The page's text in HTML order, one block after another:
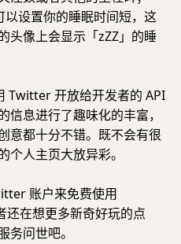
以设置你的睡眠时间短，这
头像上会显示「zZZ」的睡
Twitter 开放给开发者的 API
信息进行了趣味化的丰富，
意都十分不错。既不会有很
个人主页大放异彩。
账户来免费使用
在想更多新奇好玩的点
务问世吧。